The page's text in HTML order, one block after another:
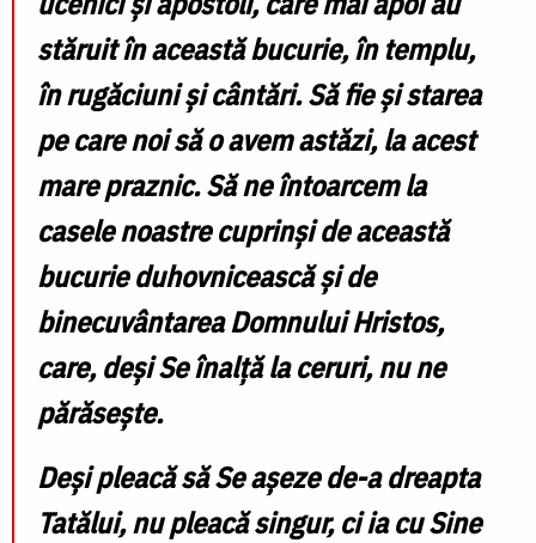
stăruit în această bucurie, în templu,
în rugăciuni și cântări. Să fie și starea
pe care noi să o avem astăzi, la acest
mare praznic. Să ne întoarcem la
casele noastre cuprinși de această
bucurie duhovnicească și de
binecuvântarea Domnului Hristos,
care, deși Se înalță la ceruri, nu ne
părăsește.
Deși pleacă să Se așeze de-a dreapta
Tatălui, nu pleacă singur, ci ia cu Sine